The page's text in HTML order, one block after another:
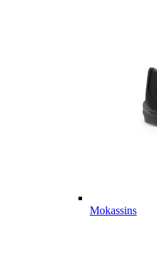
Mokassins